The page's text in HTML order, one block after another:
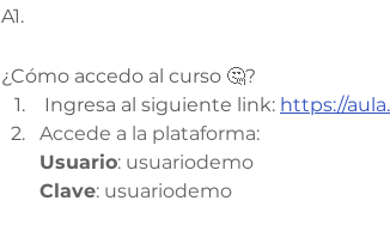
A1.
¿Cómo accedo al curso 🤔?
Ingresa al siguiente link: https://
Accede a la plataforma:
Usuario: usuariodemo
Clave: usuariodemo